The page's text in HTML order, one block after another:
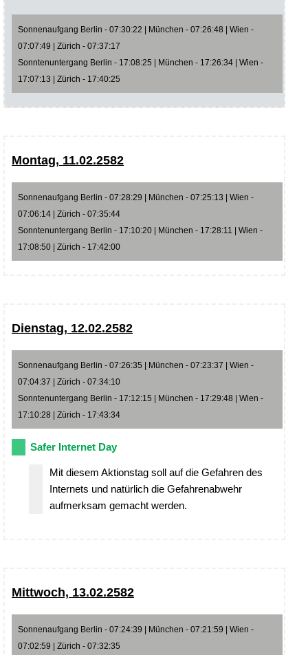
Sonnenaufgang Berlin - 07:30:22 | München - 07:26:48 | Wien -
07:07:49 | Zürich - 07:37:17
Sonntenuntergang Berlin - 17:08:25 | München - 17:26:34 | Wien -
17:07:13 | Zürich - 17:40:25
Montag, 11.02.2582
Sonnenaufgang Berlin - 07:28:29 | München - 07:25:13 | Wien -
07:06:14 | Zürich - 07:35:44
Sonntenuntergang Berlin - 17:10:20 | München - 17:28:11 | Wien -
17:08:50 | Zürich - 17:42:00
Dienstag, 12.02.2582
Sonnenaufgang Berlin - 07:26:35 | München - 07:23:37 | Wien -
07:04:37 | Zürich - 07:34:10
Sonntenuntergang Berlin - 17:12:15 | München - 17:29:48 | Wien -
17:10:28 | Zürich - 17:43:34
Safer Internet Day
Mit diesem Aktionstag soll auf die Gefahren des
Internets und natürlich die Gefahrenabwehr
aufmerksam gemacht werden.
Mittwoch, 13.02.2582
Sonnenaufgang Berlin - 07:24:39 | München - 07:21:59 | Wien -
07:02:59 | Zürich - 07:32:35